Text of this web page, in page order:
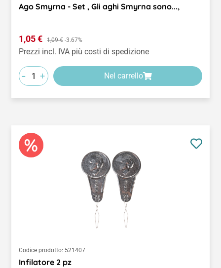
Ago Smyrna - Set , Gli aghi Smyrna sono...,
Prezzo di vendita:
1,05 € Prezzo normale:
1,09 € -3.67%
Prezzi incl. IVA più costi di spedizione
- + Nel carrello
Codice prodotto: 521407
Infilatore 2 pz